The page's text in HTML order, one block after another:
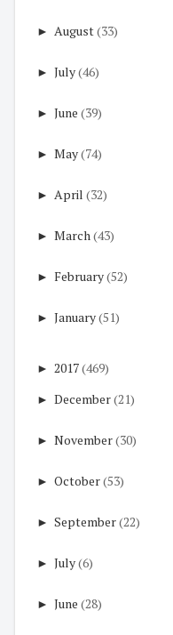
► August(33)
► July(46)
► June (39)
► May(74)
► April (32)
► March(43)
► February(52)
► January(51)
► 2017(469)
► December(21)
► November(30)
► October(53)
► September(22)
► July(6)
► June (28)